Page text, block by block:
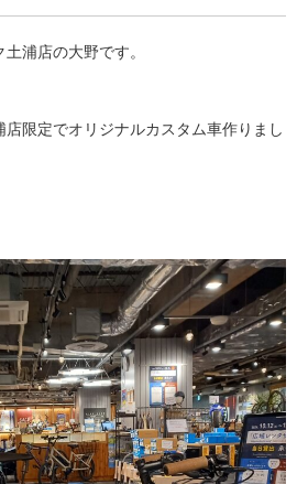
浦店の大野です。
限定でオリジナルカスタム車作りまし